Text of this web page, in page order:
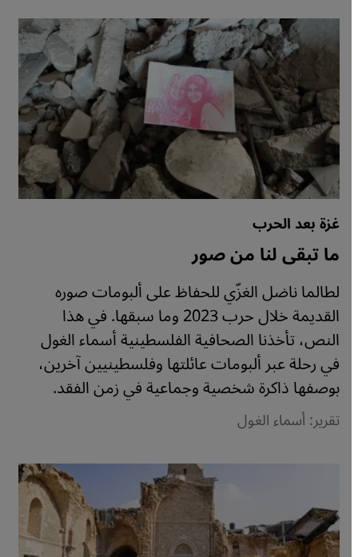
غزة بعد الحرب
ما تبقى لنا من صور
لطالما ناضل الغزّي للحفاظ على ألبومات صوره
القديمة خلال حرب 2023 وما سبقها. في هذا
النص، تأخذنا الصحافية الفلسطينية أسماء الغول
في رحلة عبر ألبومات عائلتها وفلسطينيين آخرين،
بوصفها ذاكرة شخصية وجماعية في زمن الفقد.
تقرير: أسماء الغول